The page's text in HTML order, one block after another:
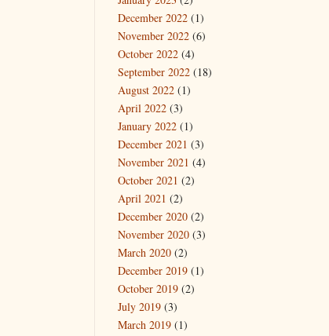
December 2022 (1)
November 2022 (6)
October 2022 (4)
September 2022 (18)
August 2022 (1)
April 2022 (3)
January 2022 (1)
December 2021 (3)
November 2021 (4)
October 2021 (2)
April 2021 (2)
December 2020 (2)
November 2020 (3)
March 2020 (2)
December 2019 (1)
October 2019 (2)
July 2019 (3)
March 2019 (1)